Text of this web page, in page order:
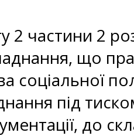
2 частини 2
що
соціальної
під
до